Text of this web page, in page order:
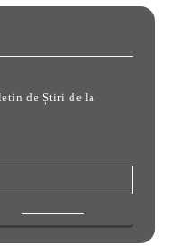
de Știri de la